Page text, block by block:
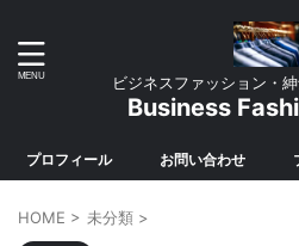
ビジネスファッション・
Business
プロフィール お問い合わせ
HOME > 未分類 >